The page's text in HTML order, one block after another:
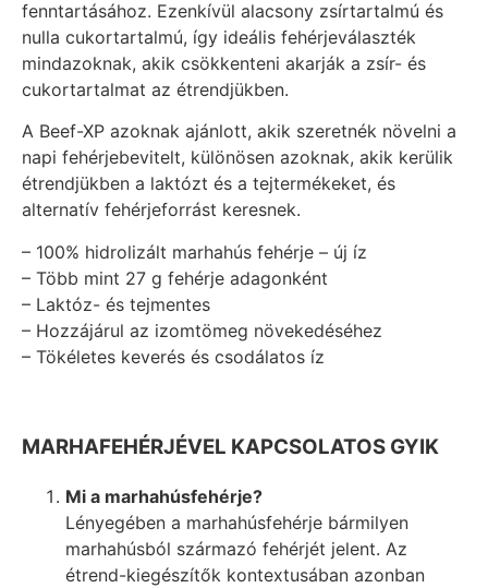
fenntartásához. Ezenkívül alacsony zsírtartalmú és
nulla cukortartalmú, így ideális fehérjeválaszték
mindazoknak, akik csökkenteni akarják a zsír- és
cukortartalmat az étrendjükben.
A Beef-XP azoknak ajánlott, akik szeretnék növelni a
napi fehérjebevitelt, különösen azoknak, akik kerülik
étrendjükben a laktózt és a tejtermékeket, és
alternatív fehérjeforrást keresnek.
– 100% hidrolizált marhahús fehérje – új íz
– Több mint 27 g fehérje adagonként
– Laktóz- és tejmentes
– Hozzájárul az izomtömeg növekedéséhez
– Tökéletes keverés és csodálatos íz
MARHAFEHÉRJÉVEL KAPCSOLATOS GYIK
Mi a marhahúsfehérje?
Lényegében a marhahúsfehérje bármilyen
marhahúsból származó fehérjét jelent. Az
étrend-kiegészítők kontextusában azonban